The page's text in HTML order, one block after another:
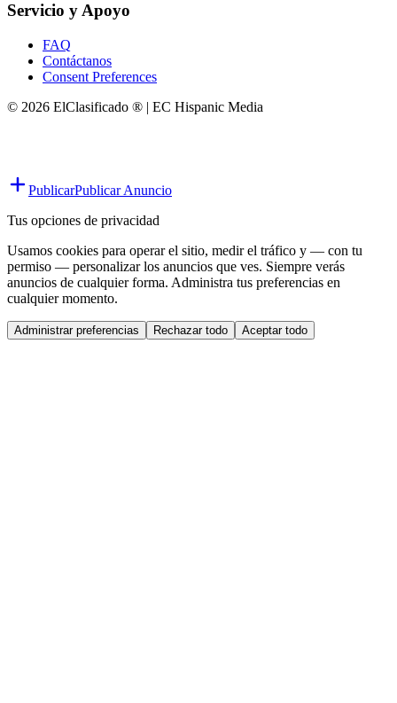
Servicio y Apoyo
FAQ
Contáctanos
Consent Preferences
© 2026 ElClasificado ® | EC Hispanic Media
PublicarPublicar Anuncio
Tus opciones de privacidad
Usamos cookies para operar el sitio, medir el tráfico y — con tu
permiso — personalizar los anuncios que ves. Siempre verás
anuncios de cualquier forma. Administra tus preferencias en
cualquier momento.
Administrar preferencias Rechazar todo Aceptar todo